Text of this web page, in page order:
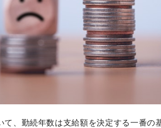
て、勤続年数は支給額を決定する一番の